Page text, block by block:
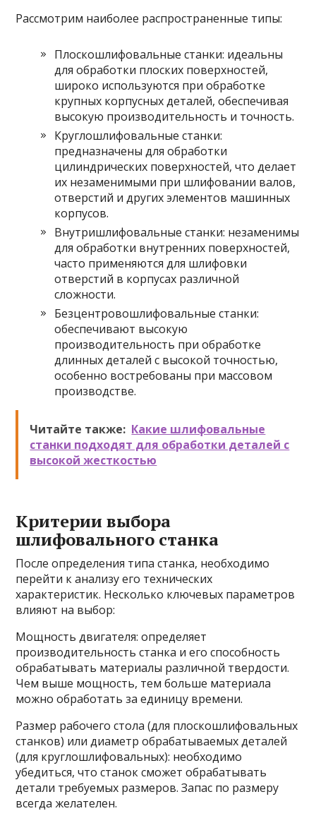
Рассмотрим наиболее распространенные типы:
Плоскошлифовальные станки: идеальны
для обработки плоских поверхностей,
широко используются при обработке
крупных корпусных деталей, обеспечивая
высокую производительность и точность.
Круглошлифовальные станки:
предназначены для обработки
цилиндрических поверхностей, что делает
их незаменимыми при шлифовании валов,
отверстий и других элементов машинных
корпусов.
Внутришлифовальные станки: незаменимы
для обработки внутренних поверхностей,
часто применяются для шлифовки
отверстий в корпусах различной
сложности.
Безцентровошлифовальные станки:
обеспечивают высокую
производительность при обработке
длинных деталей с высокой точностью,
особенно востребованы при массовом
производстве.
Читайте также: Какие шлифовальные
станки подходят для обработки деталей с
высокой жесткостью
Критерии выбора
шлифовального станка
После определения типа станка, необходимо
перейти к анализу его технических
характеристик. Несколько ключевых параметров
влияют на выбор:
Мощность двигателя: определяет
производительность станка и его способность
обрабатывать материалы различной твердости.
Чем выше мощность, тем больше материала
можно обработать за единицу времени.
Размер рабочего стола (для плоскошлифовальных
станков) или диаметр обрабатываемых деталей
(для круглошлифовальных): необходимо
убедиться, что станок сможет обрабатывать
детали требуемых размеров. Запас по размеру
всегда желателен.